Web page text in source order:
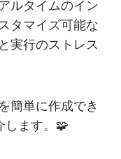
ルタイムのイン
タマイズ可能な
実行のストレス
簡単に作成でき
します。🧩